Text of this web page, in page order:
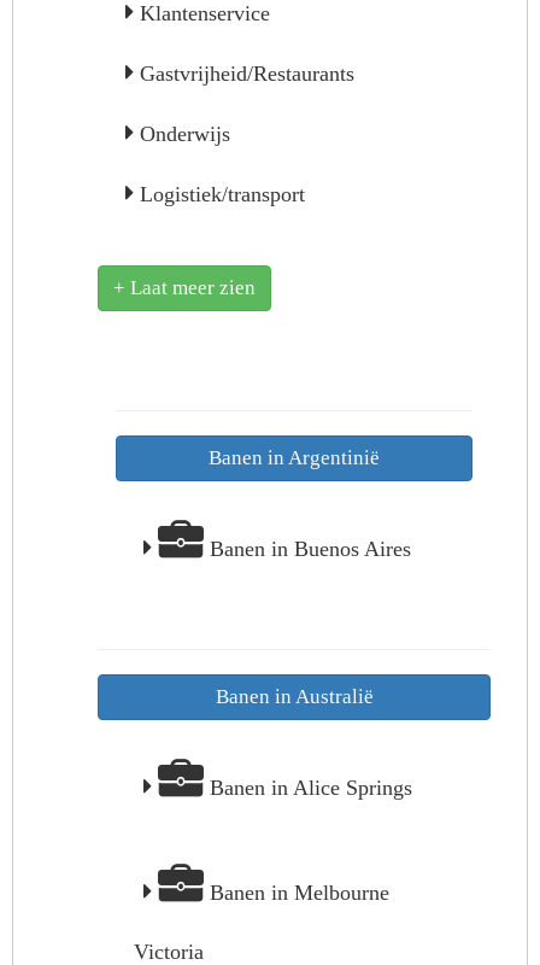
Klantenservice
Gastvrijheid/Restaurants
Onderwijs
Logistiek/transport
+ Laat meer zien
Banen in Argentinië
Banen in Buenos Aires
Banen in Australië
Banen in Alice Springs
Banen in Melbourne
Victoria